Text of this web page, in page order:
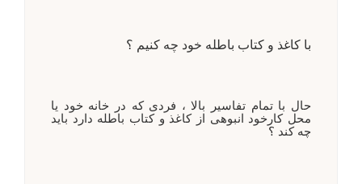
با کاغذ و کتاب باطله خود چه کنیم ؟
حال با تمام تفاسیر بالا ، فردی که در خانه خود یا
محل کارخود انبوهی از کاغذ و کتاب باطله دارد باید
چه کند ؟